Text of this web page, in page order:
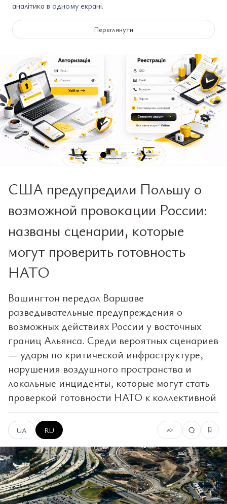
аналітика в одному екрані.
Переглянути
❮ ❯
США предупредили Польшу о
возможной провокации России:
названы сценарии, которые
могут проверить готовность
НАТО
Вашингтон передал Варшаве
разведывательные предупреждения о
возможных действиях России у восточных
границ Альянса. Среди вероятных сценариев
— удары по критической инфраструктуре,
нарушения воздушного пространства и
локальные инциденты, которые могут стать
проверкой готовности НАТО к коллективной
UA RU